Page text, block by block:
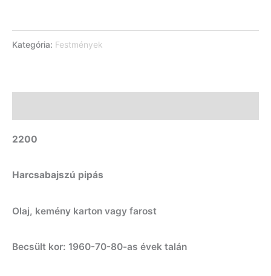
Kategória: Festmények
2200
Harcsabajszú pipás
Olaj, kemény karton vagy farost
Becsült kor: 1960-70-80-as évek talán